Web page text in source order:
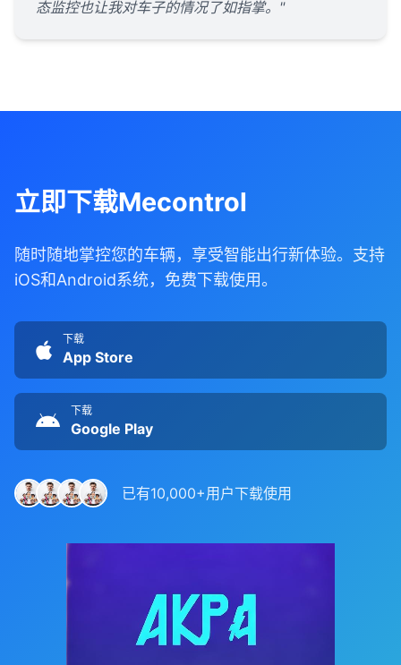
态监控也让我对车子的情况了如指掌。"
立即下载Mecontrol
随时随地掌控您的车辆，享受智能出行新体验。支持
iOS和Android系统，免费下载使用。
下载
App Store
下载
Google Play
已有10,000+用户下载使用